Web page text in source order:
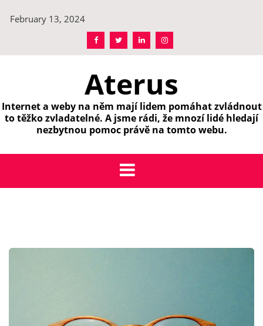
February 13, 2024
Aterus
Internet a weby na něm mají lidem pomáhat zvládnout
to těžko zvladatelné. A jsme rádi, že mnozí lidé hledají
nezbytnou pomoc právě na tomto webu.